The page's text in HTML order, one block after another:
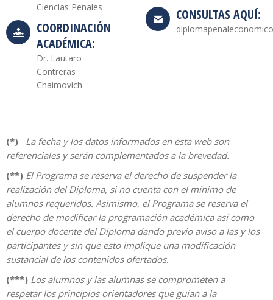
Ciencias Penales
COORDINACIÓN
ACADÉMICA:
Dr. Lautaro
Contreras
Chaimovich
CONSULTAS AQUÍ:
(*)
La fecha y los datos informados en esta web son
referenciales y serán complementados a la brevedad.
(**) El Programa se reserva el derecho de suspender la
realización del Diploma, si no cuenta con el mínimo de
alumnos requeridos. Asimismo, el Programa se reserva el
derecho de modificar la programación académica así como
el cuerpo docente del Diploma dando previo aviso a las y los
participantes y sin que esto implique una modificación
sustancial de los contenidos ofertados.
(***) Los alumnos y las alumnas se comprometen a
respetar los principios orientadores que guían a la